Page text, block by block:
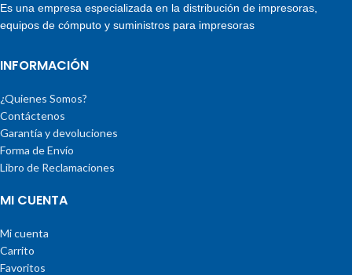
Es una empresa especializada en la distribución de impresoras,
equipos de cómputo y suministros para impresoras
INFORMACIÓN
¿Quienes Somos?
Contáctenos
Garantía y devoluciones
Forma de Envío
Libro de Reclamaciones
MI CUENTA
Mi cuenta
Carrito
Favoritos